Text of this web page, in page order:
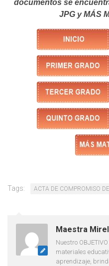
documentos se
JPG y MÁS
Tags: ACTA DE COMPROMISO
Maestra
Nuestro
materiales
aprendizaje,